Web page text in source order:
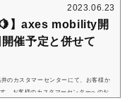
城・茨城などを回っていたときに、AX
KUN(五十嵐社長)に命名してもらいまし
2023.06.23
】axes mobility開
催予定と併せて
のカスタマーセンターにて、お客様か
。お客様のカスタマーセンターへのお